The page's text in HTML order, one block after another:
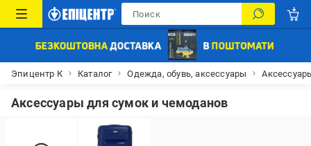
Эпицентр К Каталог Одежда, обувь, аксессуары
Аксессуары для сумок и чемоданов